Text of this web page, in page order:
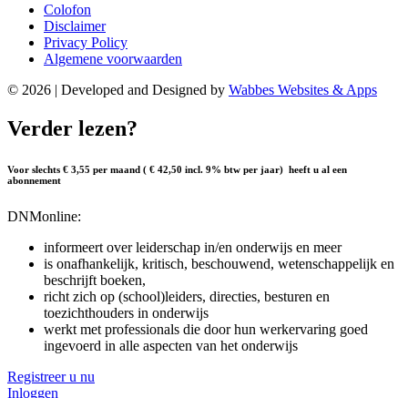
Colofon
Disclaimer
Privacy Policy
Algemene voorwaarden
© 2026 | Developed and Designed by Wabbes Websites & Apps
Verder lezen?
Voor slechts € 3,55 per maand ( € 42,50 incl. 9% btw per jaar) heeft u al een
abonnement
DNMonline:
informeert over leiderschap in/en onderwijs en meer
is onafhankelijk, kritisch, beschouwend, wetenschappelijk en
beschrijft boeken,
richt zich op (school)leiders, directies, besturen en
toezichthouders in onderwijs
werkt met professionals die door hun werkervaring goed
ingevoerd in alle aspecten van het onderwijs
Registreer u nu
Inloggen